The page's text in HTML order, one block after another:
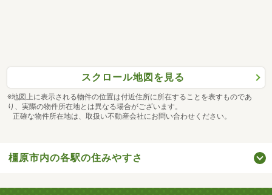
スクロール地図を見る
※地図上に表示される物件の位置は付近住所に所在することを表すものであ
り、実際の物件所在地とは異なる場合がございます。
正確な物件所在地は、取扱い不動産会社にお問い合わせください。
橿原市内の各駅の住みやすさ